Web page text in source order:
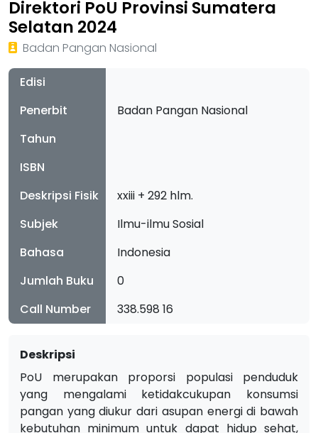
Direktori PoU Provinsi Sumatera
Selatan 2024
Badan Pangan Nasional
Edisi
Penerbit
Badan Pangan Nasional
Tahun
ISBN
Deskripsi Fisik
xxiii + 292 hlm.
Subjek
Ilmu-ilmu Sosial
Bahasa
Indonesia
Jumlah Buku
0
Call Number
338.598 16
Deskripsi
PoU merupakan proporsi populasi penduduk
yang mengalami ketidakcukupan konsumsi
pangan yang diukur dari asupan energi di bawah
kebutuhan minimum untuk dapat hidup sehat,